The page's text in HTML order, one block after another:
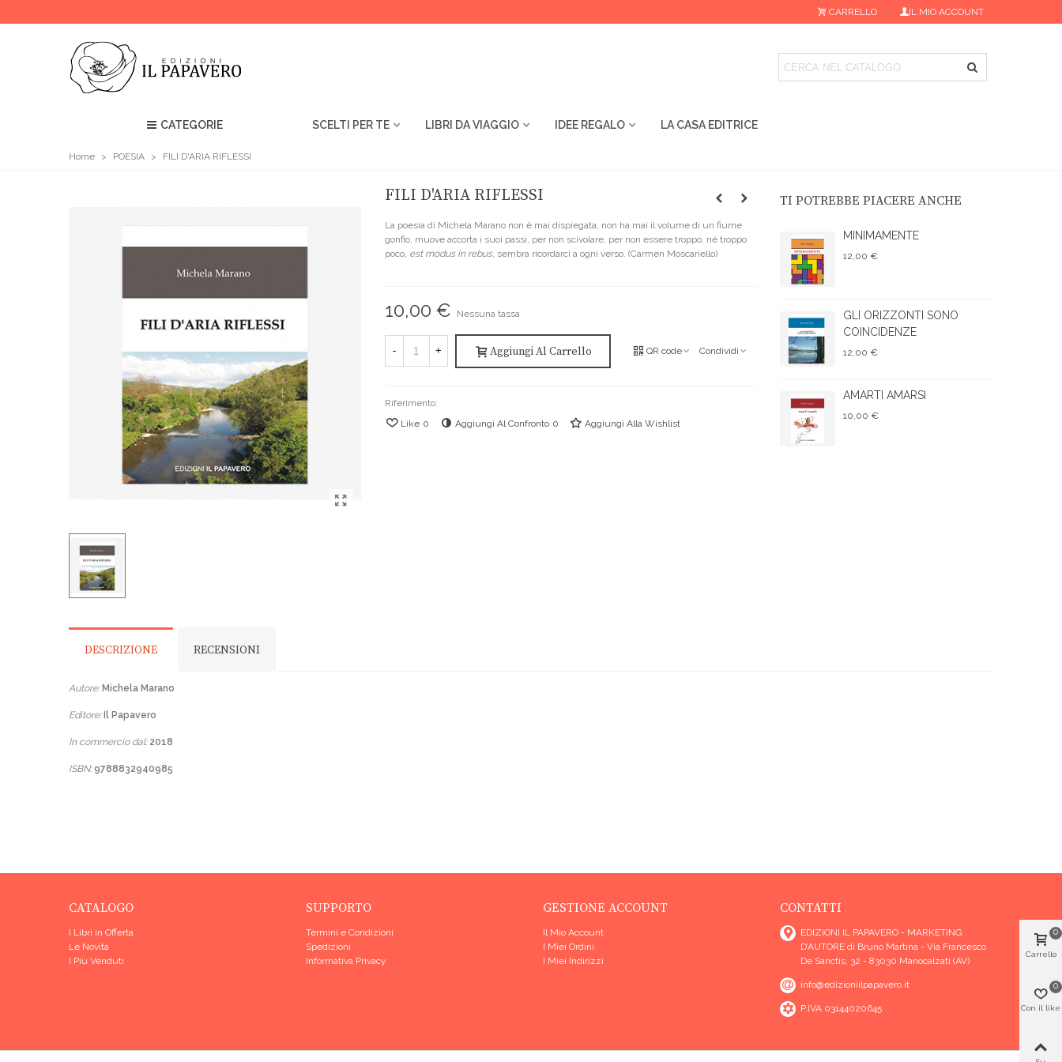
CARRELLO IL MIO ACCOUNT
CATEGORIE SCELTI PER TE LIBRI DA VIAGGIO IDEE REGALO LA CASA EDITRICE
Home > POESIA > FILI D'ARIA RIFLESSI
FILI D'ARIA RIFLESSI
La poesia di Michela Marano non è mai dispiegata, non ha mai il volume di un fiume
gonfio, muove accorta i suoi passi, per non scivolare, per non essere troppo, né troppo
poco, est modus in rebus, sembra ricordarci a ogni verso. (Carmen Moscariello)
10,00 € Nessuna tassa
- + Aggiungi Al Carrello QR code Condividi
Riferimento:
Like 0 Aggiungi Al Confronto 0 Aggiungi Alla Wishlist
TI POTREBBE PIACERE ANCHE
MINIMAMENTE
12,00 €
GLI ORIZZONTI SONO
COINCIDENZE
12,00 €
AMARTI AMARSI
10,00 €
DESCRIZIONE RECENSIONI
Autore:Michela Marano
Editore: Il Papavero
In commercio dal: 2018
ISBN:9788832940985
CATALOGO
I Libri in Offerta
Le Novità
I Più Venduti
SUPPORTO
Termini e Condizioni
Spedizioni
Informativa Privacy
GESTIONE ACCOUNT
Il Mio Account
I Miei Ordini
I Miei Indirizzi
CONTATTI
EDIZIONI IL PAPAVERO - MARKETING
D’AUTORE di Bruno Martina - Via Francesco
De Sanctis, 32 - 83030 Manocalzati (AV)
info@edizioniilpapavero.it
P.IVA 03144020645
Carrello
0
Con il like
0